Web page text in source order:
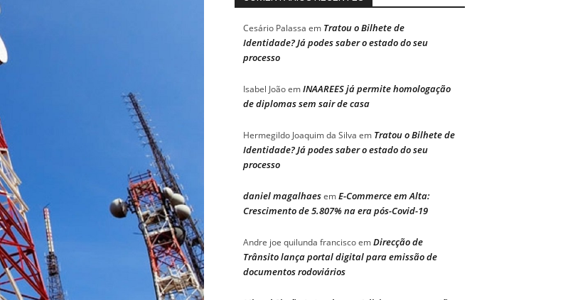
Cesário Palassa em Tratou o Bilhete de
Identidade? Já podes saber o estado do seu
processo
Isabel JoãoemINAAREES já permite homologação
de diplomas sem sair de casa
Hermegildo Joaquim da Silva em Tratou o Bilhete de
Identidade? Já podes saber o estado do seu
processo
daniel magalhaesemE-Commerce em Alta:
Crescimento de 5.807% na era pós-Covid-19
Andre joe quilunda franciscoemDirecção de
Trânsito lança portal digital para emissão de
documentos rodoviários